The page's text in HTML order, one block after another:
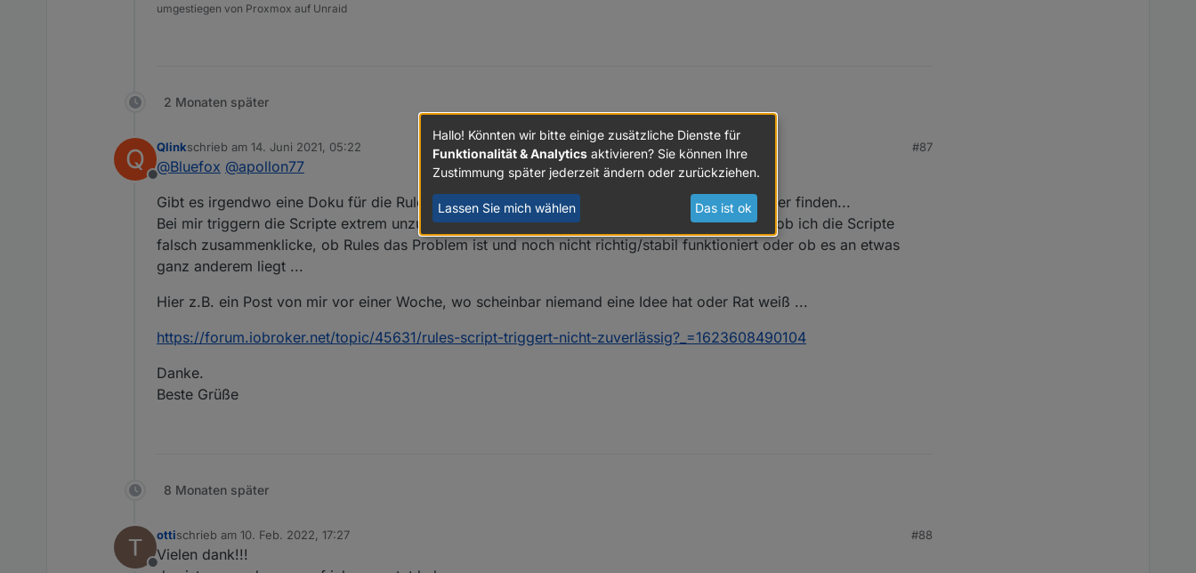
umgestiegen von Proxmox auf Unraid
2 Monaten später
Q
Offline
Qlinkschrieb am 14. Juni 2021, 05:22
zuletzt editiert von
#87
@Bluefox @apollon77
Gibt es irgendwo eine Doku für die Rules Scripte ? Ich kann auf github keine Anleitung darüber finden...
Bei mir triggern die Scripte extrem unzuverlässig bzw. teilweise gar nicht und ich weiß nicht ob ich die Scripte
falsch zusammenklicke, ob Rules das Problem ist und noch nicht richtig/stabil funktioniert oder ob es an etwas
ganz anderem liegt ...
Hier z.B. ein Post von mir vor einer Woche, wo scheinbar niemand eine Idee hat oder Rat weiß ...
https://forum.iobroker.net/topic/45631/rules-script-triggert-nicht-zuverlässig?_=1623608490104
Danke.
Beste Grüße
8 Monaten später
ottischrieb am 10. Feb. 2022, 17:27
zuletzt editiert von
#88
Vielen dank!!!
Hallo! Könnten wir bitte einige zusätzliche Dienste für
Funktionalität & Analytics aktivieren? Sie können Ihre
Zustimmung später jederzeit ändern oder zurückziehen.
Lassen Sie mich wählen Das ist ok